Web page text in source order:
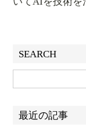
SEARCH
最近の記事